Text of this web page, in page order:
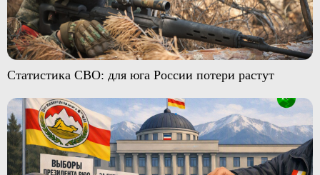
Статистика СВО: для юга России потери растут